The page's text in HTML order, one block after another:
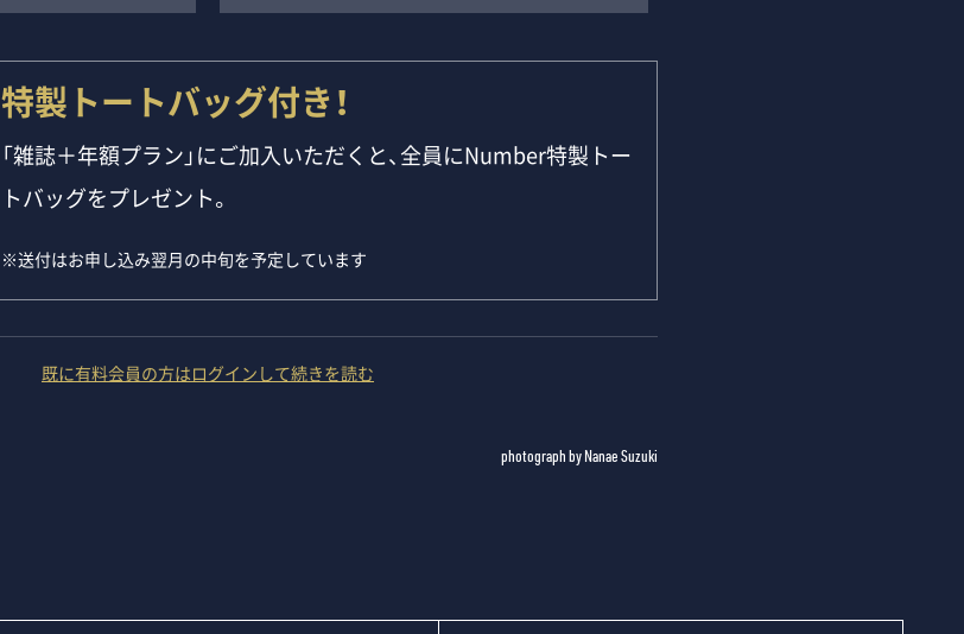
特製トートバッグ付き！
「雑誌＋年額プラン」にご加入いただくと、全員にNumber特製トー
トバッグをプレゼント。
※送付はお申し込み翌月の中旬を予定しています
既に有料会員の方はログインして続きを読む
photograph by Nanae Suzuki